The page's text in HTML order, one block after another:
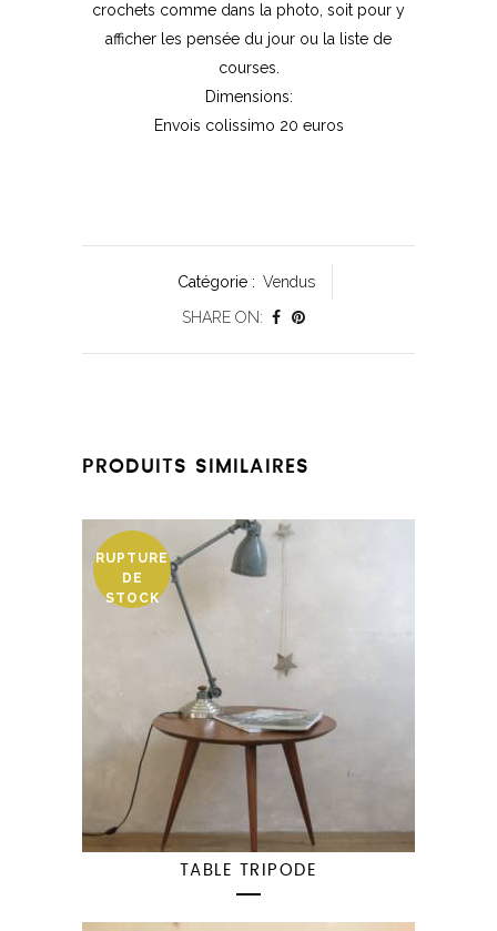
crochets comme dans la photo, soit pour y
afficher les pensée du jour ou la liste de
courses.
Dimensions:
Envois colissimo 20 euros
Catégorie : Vendus
SHARE ON:
PRODUITS SIMILAIRES
RUPTURE
DE
STOCK
TABLE TRIPODE